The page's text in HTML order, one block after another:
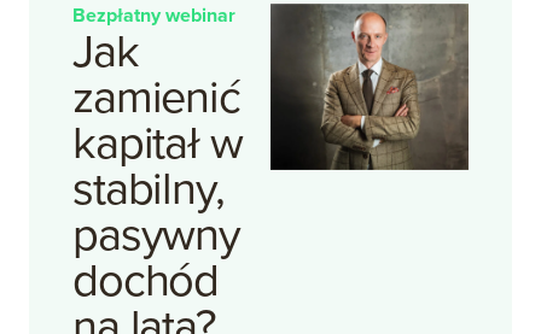
Bezpłatny webinar
Jak
zamienić
kapitałw
stabilny,
pasywny
dochód